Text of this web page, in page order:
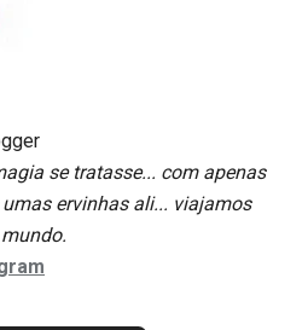
se tratasse... com apenas
ervinhas ali... viajamos